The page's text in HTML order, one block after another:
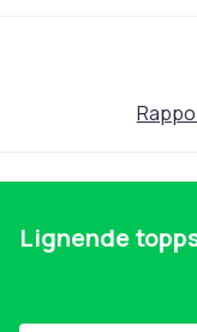
Vekt, kilo
0.008000
Lignende